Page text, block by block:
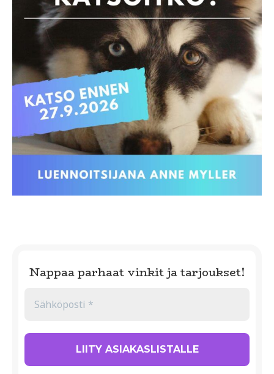
Nappaa parhaat vinkit ja tarjoukset!